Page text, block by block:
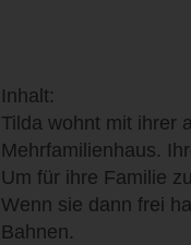
Inhalt:
Tilda wohnt mit ihrer
Mehrfamilienhaus.
Um für ihre Familie
Wenn sie dann frei
Bahnen.